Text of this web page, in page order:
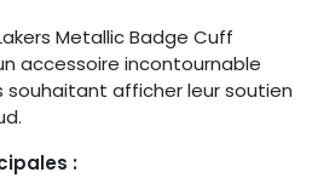
Metallic Badge Cuff
accessoire incontournable
souhaitant afficher leur soutien
: